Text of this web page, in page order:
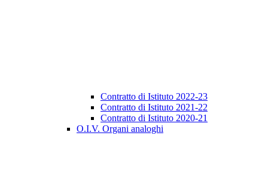
Contratto di Istituto 2022-23
Contratto di Istituto 2021-22
Contratto di Istituto 2020-21
O.I.V. Organi analoghi